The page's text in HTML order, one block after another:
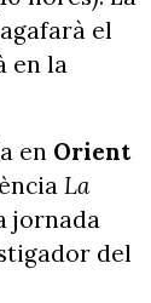
el
en la
en Orient
La
jornada
del